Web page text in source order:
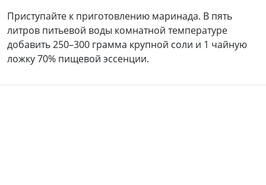
Приступайте к приготовлению маринада. В пять
литров питьевой воды комнатной температуре
добавить 250–300 грамма крупной соли и 1 чайную
ложку 70% пищевой эссенции.